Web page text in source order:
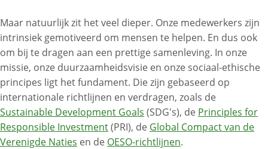
Maar natuurlijk zit het veel dieper. Onze medewerkers zijn
intrinsiek gemotiveerd om mensen te helpen. En dus ook
om bij te dragen aan een prettige samenleving. In onze
missie, onze duurzaamheidsvisie en onze sociaal-ethische
principes ligt het fundament. Die zijn gebaseerd op
internationale richtlijnen en verdragen, zoals de
Sustainable Development Goals (SDG's), de Principles for
Responsible Investment(PRI), de Global Compact van de
Verenigde Naties en de OESO-richtlijnen.